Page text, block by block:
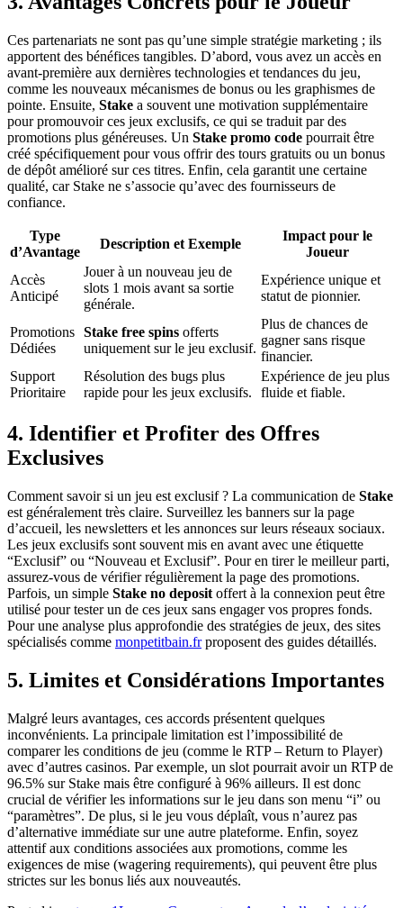
Ces partenariats ne sont pas qu’une simple stratégie marketing ; ils
apportent des bénéfices tangibles. D’abord, vous avez un accès en
avant-première aux dernières technologies et tendances du jeu,
comme les nouveaux mécanismes de bonus ou les graphismes de
pointe. Ensuite, Stake a souvent une motivation supplémentaire
pour promouvoir ces jeux exclusifs, ce qui se traduit par des
promotions plus généreuses. Un Stake promo code pourrait être
créé spécifiquement pour vous offrir des tours gratuits ou un bonus
de dépôt amélioré sur ces titres. Enfin, cela garantit une certaine
qualité, car Stake ne s’associe qu’avec des fournisseurs de
confiance.
Type
d’Avantage
Description et Exemple
Impact pour le
Joueur
Accès
Anticipé
Jouer à un nouveau jeu de
slots 1 mois avant sa sortie
générale.
Expérience unique et
statut de pionnier.
Promotions
Dédiées
Stake free spins offerts
uniquement sur le jeu exclusif.
Plus de chances de
gagner sans risque
financier.
Support
Prioritaire
Résolution des bugs plus
rapide pour les jeux exclusifs.
Expérience de jeu plus
fluide et fiable.
4. Identifier et Profiter des Offres
Exclusives
Comment savoir si un jeu est exclusif ? La communication de Stake
est généralement très claire. Surveillez les banners sur la page
d’accueil, les newsletters et les annonces sur leurs réseaux sociaux.
Les jeux exclusifs sont souvent mis en avant avec une étiquette
“Exclusif” ou “Nouveau et Exclusif”. Pour en tirer le meilleur parti,
assurez-vous de vérifier régulièrement la page des promotions.
Parfois, un simple Stake no deposit offert à la connexion peut être
utilisé pour tester un de ces jeux sans engager vos propres fonds.
Pour une analyse plus approfondie des stratégies de jeux, des sites
spécialisés comme monpetitbain.frproposent des guides détaillés.
5. Limites et Considérations Importantes
Malgré leurs avantages, ces accords présentent quelques
inconvénients. La principale limitation est l’impossibilité de
comparer les conditions de jeu (comme le RTP – Return to Player)
avec d’autres casinos. Par exemple, un slot pourrait avoir un RTP de
96.5% sur Stake mais être configuré à 96% ailleurs. Il est donc
crucial de vérifier les informations sur le jeu dans son menu “i” ou
“paramètres”. De plus, si le jeu vous déplaît, vous n’aurez pas
d’alternative immédiate sur une autre plateforme. Enfin, soyez
attentif aux conditions associées aux promotions, comme les
exigences de mise (wagering requirements), qui peuvent être plus
strictes sur les bonus liés aux nouveautés.